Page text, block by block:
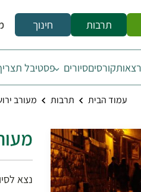
תרבות חינוך
קורסיםסיורים פסטיבל
עמוד הבית תרבות מעורב
נצא